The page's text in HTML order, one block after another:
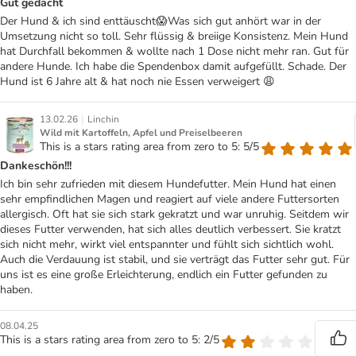
Der Hund & ich sind enttäuscht😱Was sich gut anhört war in der
Umsetzung nicht so toll. Sehr flüssig & breiige Konsistenz. Mein Hund
hat Durchfall bekommen & wollte nach 1 Dose nicht mehr ran. Gut für
andere Hunde. Ich habe die Spendenbox damit aufgefüllt. Schade. Der
Hund ist 6 Jahre alt & hat noch nie Essen verweigert 😩
13.02.26 | Linchin
Wild mit Kartoffeln, Apfel und Preiselbeeren
This is a stars rating area from zero to 5: 5/5
Dankeschön!!!
Ich bin sehr zufrieden mit diesem Hundefutter. Mein Hund hat einen
sehr empfindlichen Magen und reagiert auf viele andere Futtersorten
allergisch. Oft hat sie sich stark gekratzt und war unruhig. Seitdem wir
dieses Futter verwenden, hat sich alles deutlich verbessert. Sie kratzt
sich nicht mehr, wirkt viel entspannter und fühlt sich sichtlich wohl.
Auch die Verdauung ist stabil, und sie verträgt das Futter sehr gut. Für
uns ist es eine große Erleichterung, endlich ein Futter gefunden zu
haben.
08.04.25
This is a stars rating area from zero to 5: 2/5